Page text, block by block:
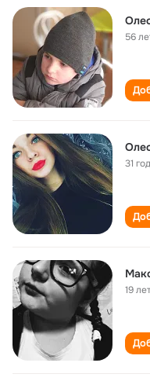
56
31 год
19